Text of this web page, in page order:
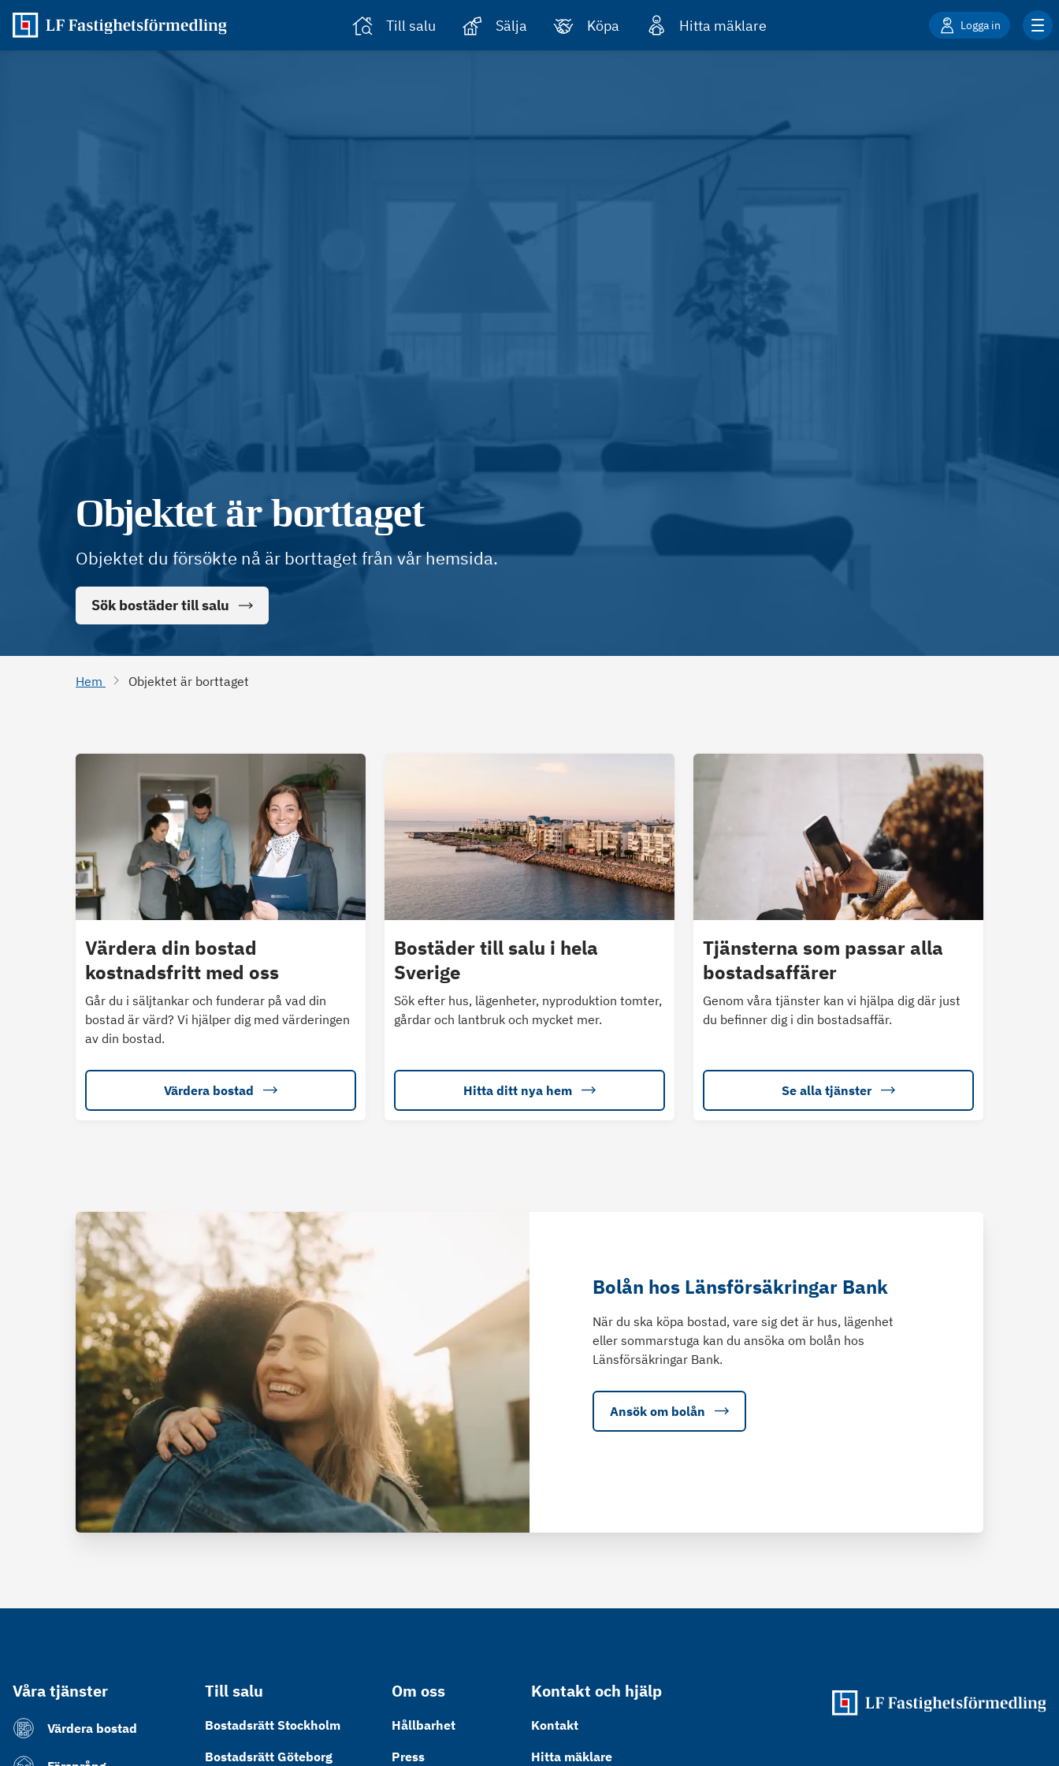
Till salu Sälja Köpa Hitta mäklare Logga in
Objektet är borttaget
Objektet du försökte nå är borttaget från vår hemsida.
Sök bostäder till salu
Hem Objektet är borttaget
Värdera din bostad
kostnadsfritt med oss
Går du i säljtankar och funderar på vad din
bostad är värd? Vi hjälper dig med värderingen
av din bostad.
Värdera bostad
Bostäder till salu i hela
Sverige
Sök efter hus, lägenheter, nyproduktion tomter,
gårdar och lantbruk och mycket mer.
Hitta ditt nya hem
Tjänsterna som passar alla
bostadsaffärer
Genom våra tjänster kan vi hjälpa dig där just
du befinner dig i din bostadsaffär.
Se alla tjänster
Bolån hos Länsförsäkringar Bank
När du ska köpa bostad, vare sig det är hus, lägenhet
eller sommarstuga kan du ansöka om bolån hos
Länsförsäkringar Bank.
Ansök om bolån
Våra tjänster
Värdera bostad
Till salu
Bostadsrätt Stockholm
Bostadsrätt Göteborg
Om oss
Hållbarhet
Press
Kontakt och hjälp
Kontakt
Hitta mäklare